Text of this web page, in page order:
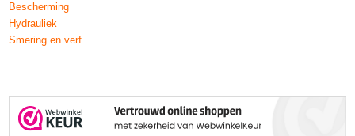
Bescherming
Hydrauliek
Smering en verf